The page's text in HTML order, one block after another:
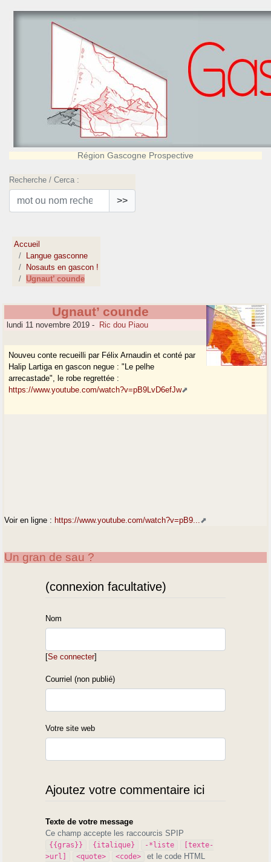
Région Gascogne Prospective
Recherche / Cerca :
>>
Accueil
Langue gasconne
Nosauts en gascon !
Ugnaut’ counde
Ugnaut’ counde
lundi 11 novembre 2019 - Ric dou Piaou
Nouveu conte recueilli par Félix Arnaudin et conté par
Halip Lartiga en gascon negue : "Le pelhe
arrecastade", le robe regrettée :
https://www.youtube.com/watch?v=pB9LvD6efJw
Voir en ligne : https://www.youtube.com/watch?v=pB9...
Un gran de sau ?
(connexion facultative)
Nom
[Se connecter]
Courriel (non publié)
Votre site web
Ajoutez votre commentaire ici
Texte de votre message
Ce champ accepte les raccourcis SPIP
{{gras}} {italique} -*liste
[texte-
>url]
<quote> <code> et le code HTML